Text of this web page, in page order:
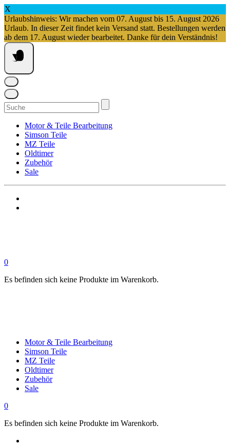
X
Urlaubshinweis: Wir machen vom 07. August bis 15. August 2026
Urlaub. In dieser Zeit findet kein Versand statt. Bestellungen werden
ab dem 17. August wieder bearbeitet. Danke für dein Verständnis!
Springe
zum
Inhalt
Suchen
nach:
Motor & Teile Bearbeitung
Simson Teile
MZ Teile
Oldtimer
Zubehör
Sale
0
Es befinden sich keine Produkte im Warenkorb.
Motor & Teile Bearbeitung
Simson Teile
MZ Teile
Oldtimer
Zubehör
Sale
0
Es befinden sich keine Produkte im Warenkorb.